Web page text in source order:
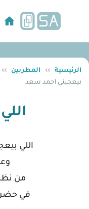
الرئيسية ›› المطربين ››
بيعجبني احمد سعد
اللي
من
في حضن